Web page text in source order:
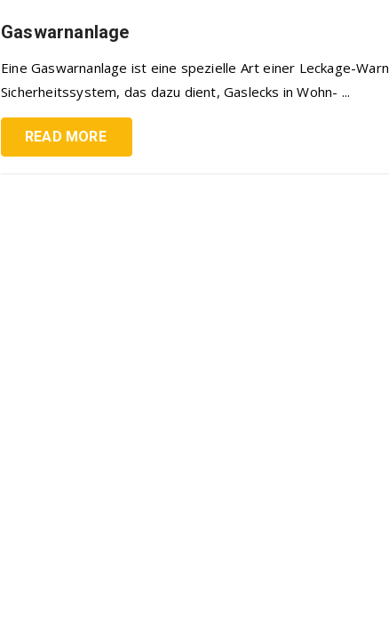
Gaswarnanlage
Eine Gaswarnanlage ist eine spezielle Art einer Leckage-
Sicherheitssystem, das dazu dient, Gaslecks in Wohn- ...
READ MORE